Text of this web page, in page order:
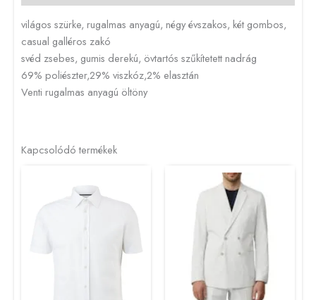
világos szürke, rugalmas anyagú, négy évszakos, két gombos,
casual galléros zakó
svéd zsebes, gumis derekú, övtartós szűkítetett nadrág
69% poliészter,29% viszkóz,2% elasztán
Venti rugalmas anyagú öltöny
Kapcsolódó termékek